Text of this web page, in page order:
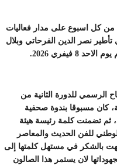
من كل اسبوع على مدار فعاليات
نصر الدين الفرحاتي وبلال
2026.
الرسمي للدورة الثانية من
كان مسبوقا بندوة صحفية
ثم تضمنت كلمة رئيسة هيئة
للفن الحديث والمعاصر
بالشكر في مستهل كلمتها إلى
لان يستمر هذا الصالون